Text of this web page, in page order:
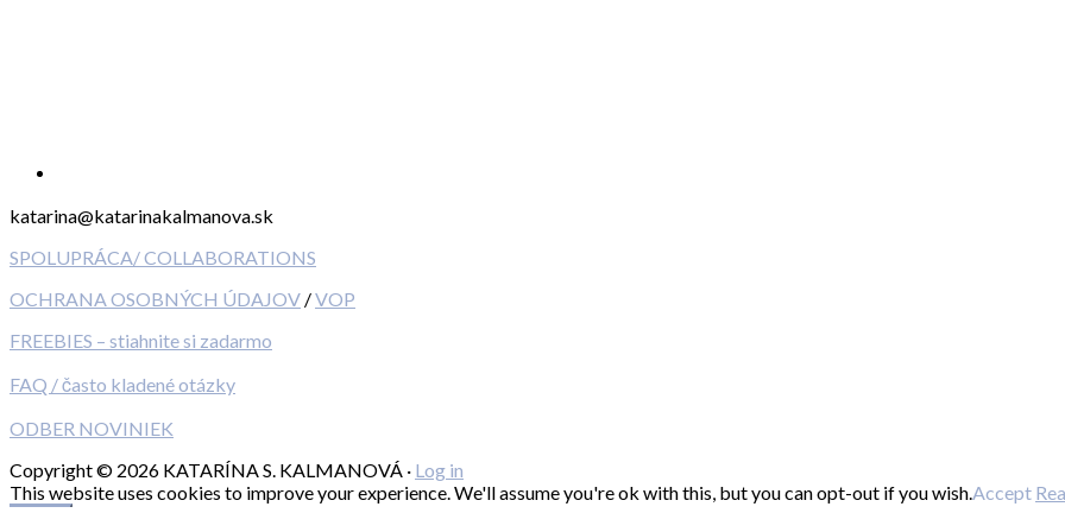
katarina@katarinakalmanova.sk
SPOLUPRÁCA/ COLLABORATIONS
OCHRANA OSOBNÝCH ÚDAJOV /VOP
FREEBIES – stiahnite si zadarmo
FAQ / často kladené otázky
ODBER NOVINIEK
Copyright © 2026 KATARÍNA S. KALMANOVÁ · Log in
This website uses cookies to improve your experience. We'll assume you're ok with this, but you can opt-out if you wish.Accept